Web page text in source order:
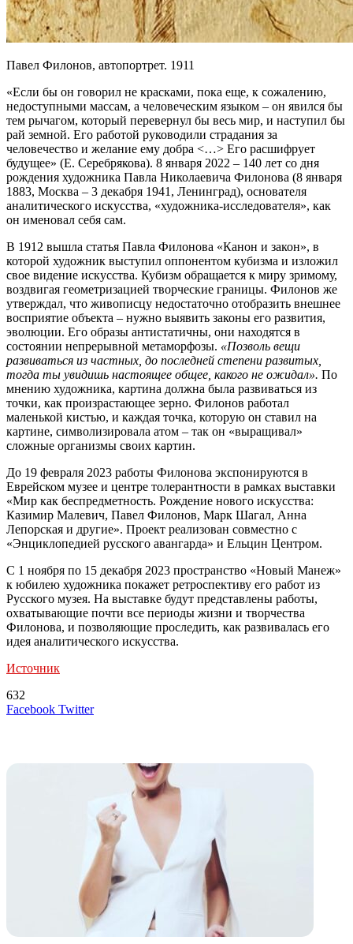
Павел Филонов, автопортрет. 1911
«Если бы он говорил не красками, пока еще, к сожалению,
недоступными массам, а человеческим языком – он явился бы
тем рычагом, который перевернул бы весь мир, и наступил бы
рай земной. Его работой руководили страдания за
человечество и желание ему добра <…> Его расшифрует
будущее» (Е. Серебрякова). 8 января 2022 – 140 лет со дня
рождения художника Павла Николаевича Филонова (8 января
1883, Москва – 3 декабря 1941, Ленинград), основателя
аналитического искусства, «художника-исследователя», как
он именовал себя сам.
В 1912 вышла статья Павла Филонова «Канон и закон», в
которой художник выступил оппонентом кубизма и изложил
свое видение искусства. Кубизм обращается к миру зримому,
воздвигая геометризацией творческие границы. Филонов же
утверждал, что живописцу недостаточно отобразить внешнее
восприятие объекта – нужно выявить законы его развития,
эволюции. Его образы антистатичны, они находятся в
состоянии непрерывной метаморфозы. «Позволь вещи
развиваться из частных, до последней степени развитых,
тогда ты увидишь настоящее общее, какого не ожидал». По
мнению художника, картина должна была развиваться из
точки, как произрастающее зерно. Филонов работал
маленькой кистью, и каждая точка, которую он ставил на
картине, символизировала атом – так он «выращивал»
сложные организмы своих картин.
До 19 февраля 2023 работы Филонова экспонируются в
Еврейском музее и центре толерантности в рамках выставки
«Мир как беспредметность. Рождение нового искусства:
Казимир Малевич, Павел Филонов, Марк Шагал, Анна
Лепорская и другие». Проект реализован совместно с
«Энциклопедией русского авангарда» и Ельцин Центром.
С 1 ноября по 15 декабря 2023 пространство «Новый Манеж»
к юбилею художника покажет ретроспективу его работ из
Русского музея. На выставке будут представлены работы,
охватывающие почти все периоды жизни и творчества
Филонова, и позволяющие проследить, как развивалась его
идея аналитического искусства.
Источник
632
Facebook TwitterLinkedIn
Tumblr
Reddit
Вконтакте
Одноклассники
Skype
Messenger
Messenger
WhatsApp
Telegram
Viber
Line
Поделиться
Печатать